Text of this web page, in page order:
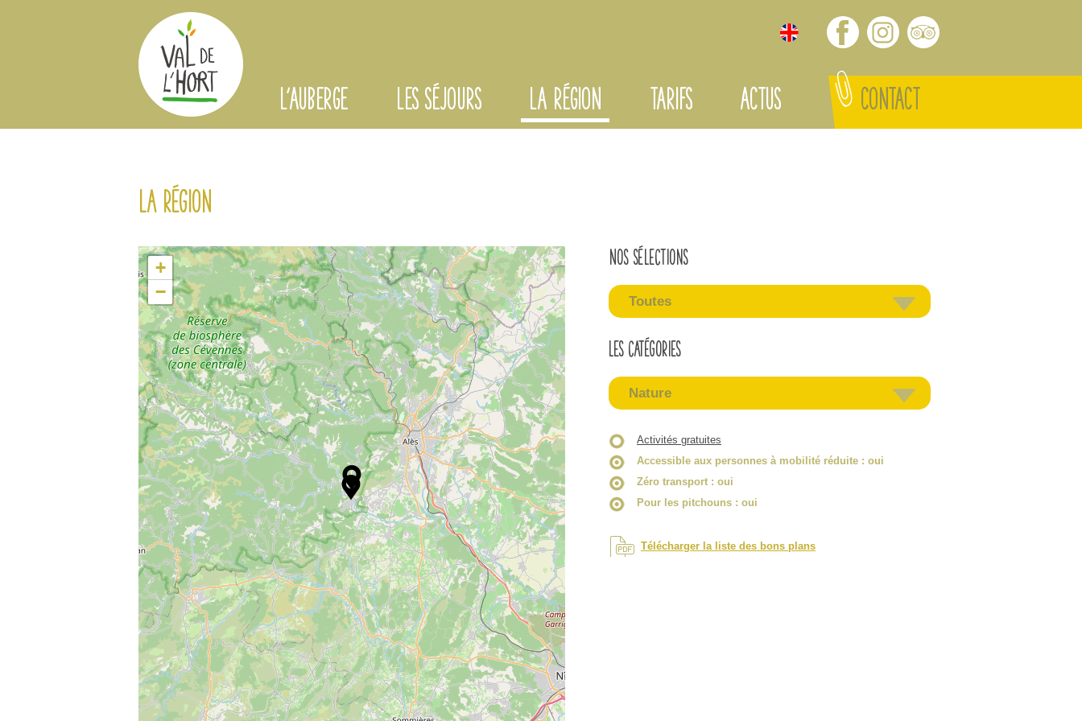
La région
+
−
Nos sélections
Toutes
Les catégories
Nature
Activités gratuites
Accessible aux personnes à mobilité réduite : oui
Zéro transport : oui
Pour les pitchouns : oui
Télécharger la liste des bons plans
L'AUBERGE LES SÉJOURS LA RÉGION TARIFS ACTUS CONTACT